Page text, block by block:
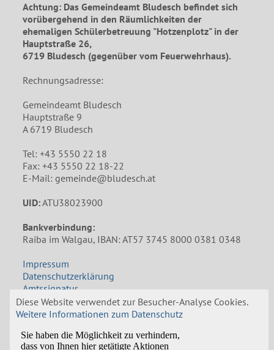
Diese Website verwendet zur Besucher-Analyse Cookies.
Weitere Informationen zum Datenschutz
Achtung: Das Gemeindeamt Bludesch befindet sich
vorübergehend in den Räumlichkeiten der
ehemaligen Schülerbetreuung "Hotzenplotz" in der
Hauptstraße 26,
6719 Bludesch (gegenüber vom Feuerwehrhaus).
Rechnungsadresse:
Gemeindeamt Bludesch
Hauptstraße 9
A 6719 Bludesch
Tel: +43 5550 22 18
Fax: +43 5550 22 18-22
E-Mail: gemeinde@bludesch.at
UID:ATU38023900
Bankverbindung:
Raiba im Walgau, IBAN: AT57 3745 8000 0381 0348
Impressum
Datenschutzerklärung
Amtssignatur
Öffnungszeiten Gemeindeamt
Mo: 8:00 bis 12:00 und 14:00 bis 18:00 Uhr